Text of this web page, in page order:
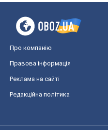
Про компанію
Правова інформація
Реклама на сайті
Редакційна політика